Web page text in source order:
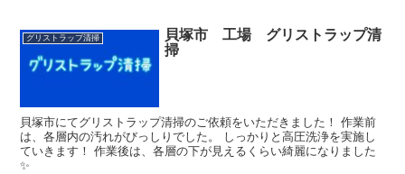
グリストラップ清掃
貝塚市 工場 グリストラップ清
掃
貝塚市にてグリストラップ清掃のご依頼をいただきました！ 作業前
は、各層内の汚れがびっしりでした。 しっかりと高圧洗浄を実施し
ていきます！ 作業後は、各層の下が見えるくらい綺麗になりました
✨